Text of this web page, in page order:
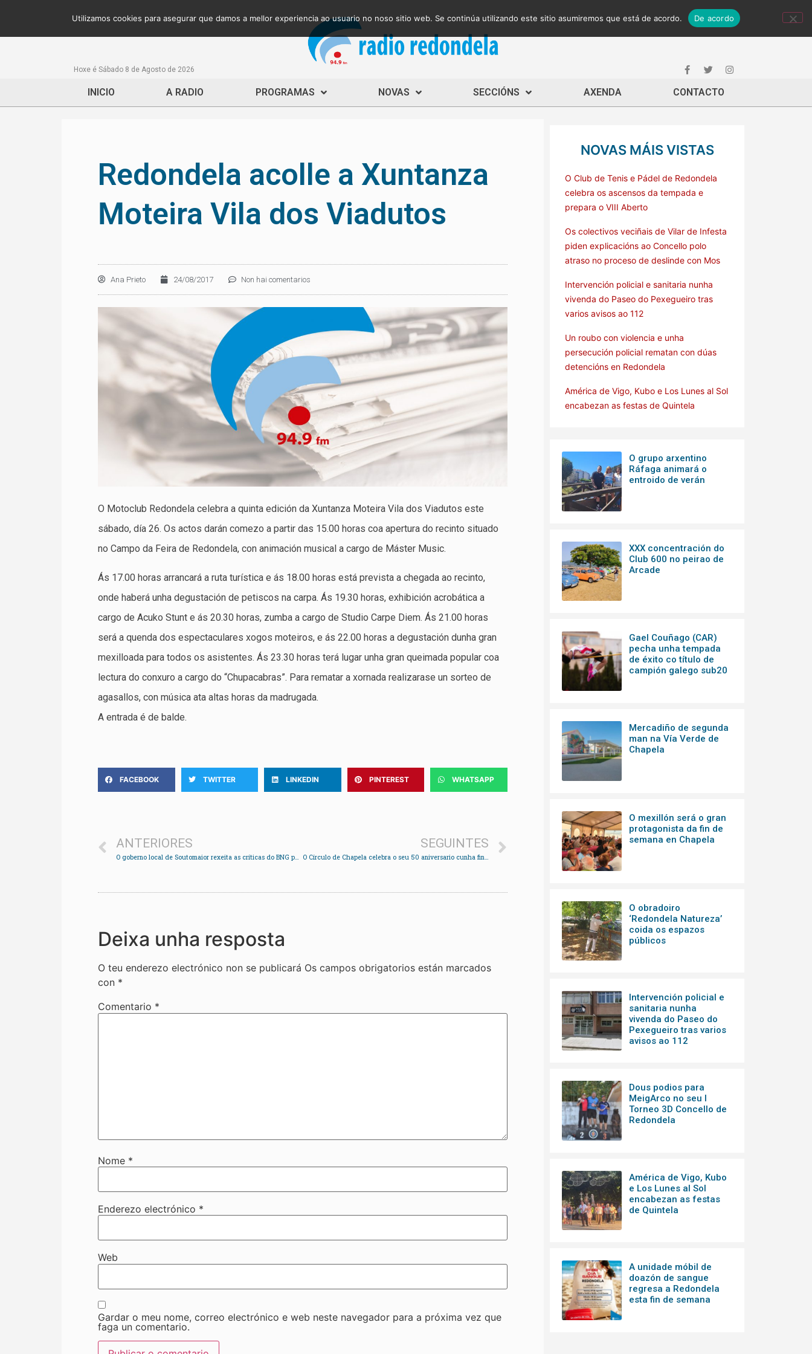
Hoxe é Sábado 8 de Agosto de 2026
INICIO A RADIO PROGRAMAS NOVAS SECCIÓNS AXENDA CONTACTO
Redondela acolle a Xuntanza
Moteira Vila dos Viadutos
Ana Prieto 24/08/2017 Non hai comentarios
O Motoclub Redondela celebra a quinta edición da Xuntanza Moteira Vila dos Viadutos este
sábado, día 26. Os actos darán comezo a partir das 15.00 horas coa apertura do recinto situado
no Campo da Feira de Redondela, con animación musical a cargo de Máster Music.
Ás 17.00 horas arrancará a ruta turística e ás 18.00 horas está prevista a chegada ao recinto,
onde haberá unha degustación de petiscos na carpa. Ás 19.30 horas, exhibición acrobática a
cargo de Acuko Stunt e ás 20.30 horas, zumba a cargo de Studio Carpe Diem. Ás 21.00 horas
será a quenda dos espectaculares xogos moteiros, e ás 22.00 horas a degustación dunha gran
mexilloada para todos os asistentes. Ás 23.30 horas terá lugar unha gran queimada popular coa
lectura do conxuro a cargo do “Chupacabras”. Para rematar a xornada realizarase un sorteo de
agasallos, con música ata altas horas da madrugada.
A entrada é de balde.
FACEBOOK TWITTER LINKEDIN PINTEREST WHATSAPP
ANTERIORES
O goberno local de Soutomaior rexeita as críticas do BNG polo abandono de Arcade de Arriba
SEGUINTES
O Círculo de Chapela celebra o seu 50 aniversario cunha fin de semana gastronómica
Deixa unha resposta
O teu enderezo electrónico non se publicará Os campos obrigatorios están marcados
con *
Comentario *
Nome *
Enderezo electrónico *
Web
Gardar o meu nome, correo electrónico e web neste navegador para a próxima vez que
faga un comentario.
NOVAS MÁIS VISTAS
O Club de Tenis e Pádel de Redondela
celebra os ascensos da tempada e
prepara o VIII Aberto
Os colectivos veciñais de Vilar de Infesta
piden explicacións ao Concello polo
atraso no proceso de deslinde con Mos
Intervención policial e sanitaria nunha
vivenda do Paseo do Pexegueiro tras
varios avisos ao 112
Un roubo con violencia e unha
persecución policial rematan con dúas
detencións en Redondela
América de Vigo, Kubo e Los Lunes al Sol
encabezan as festas de Quintela
O grupo arxentino
Ráfaga animará o
entroido de verán
XXX concentración do
Club 600 no peirao de
Arcade
Gael Couñago (CAR)
pecha unha tempada
de éxito co título de
campión galego sub20
Mercadiño de segunda
man na Vía Verde de
Chapela
O mexillón será o gran
protagonista da fin de
semana en Chapela
O obradoiro
‘Redondela Natureza’
coida os espazos
públicos
Intervención policial e
sanitaria nunha
vivenda do Paseo do
Pexegueiro tras varios
avisos ao 112
Dous podios para
MeigArco no seu I
Torneo 3D Concello de
Redondela
América de Vigo, Kubo
e Los Lunes al Sol
encabezan as festas
de Quintela
A unidade móbil de
doazón de sangue
regresa a Redondela
esta fin de semana
Utilizamos cookies para asegurar que damos a mellor experiencia ao usuario no noso sitio web. Se continúa utilizando este sitio asumiremos que está de acordo. De acordo